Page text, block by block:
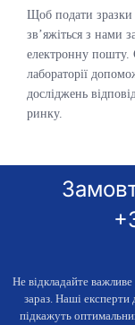
Щоб подати зразки
зв’яжіться з нами
електронну пошту.
лабораторії
досліджень
ринку.
Не відкладайте
зараз. Наші експерти
підкажуть